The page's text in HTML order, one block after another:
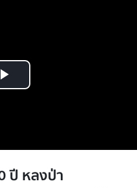
Play
ปี หลงป่า